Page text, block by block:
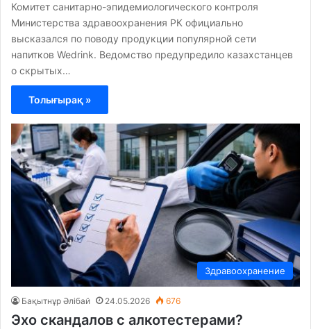
Комитет санитарно-эпидемиологического контроля
Министерства здравоохранения РК официально
высказался по поводу продукции популярной сети
напитков Wedrink. Ведомство предупредило казахстанцев
о скрытых…
Толығырақ »
Здравоохранение
Бақытнұр Әлібай 24.05.2026 676
Эхо скандалов с алкотестерами?